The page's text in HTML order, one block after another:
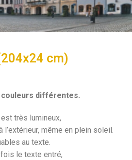
cm)
couleurs différentes.
très lumineux,
même en plein soleil.
au texte.
le texte entré,